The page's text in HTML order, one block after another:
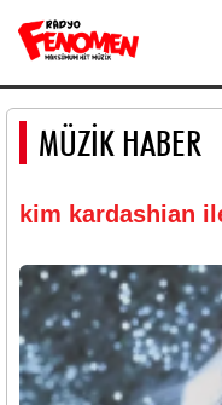
MÜZİK HABER
kim kardashian